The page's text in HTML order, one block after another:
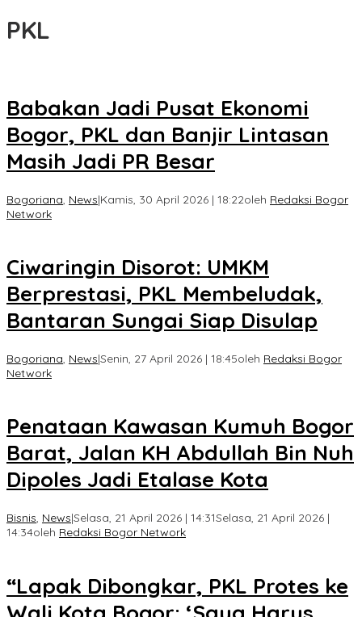
PKL
Babakan Jadi Pusat Ekonomi
Bogor, PKL dan Banjir Lintasan
Masih Jadi PR Besar
Bogoriana, News|Kamis, 30 April 2026 | 18:22oleh Redaksi Bogor
Network
Ciwaringin Disorot: UMKM
Berprestasi, PKL Membeludak,
Bantaran Sungai Siap Disulap
Bogoriana, News|Senin, 27 April 2026 | 18:45oleh Redaksi Bogor
Network
Penataan Kawasan Kumuh Bogor
Barat, Jalan KH Abdullah Bin Nuh
Dipoles Jadi Etalase Kota
Bisnis, News|Selasa, 21 April 2026 | 14:31Selasa, 21 April 2026 |
14:34oleh Redaksi Bogor Network
“Lapak Dibongkar, PKL Protes ke